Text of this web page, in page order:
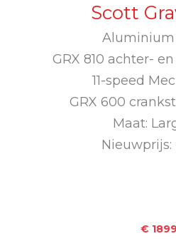
Scott
Aluminium
GRX 810 achter-
11-speed
GRX 600
Maat:
€ 1899